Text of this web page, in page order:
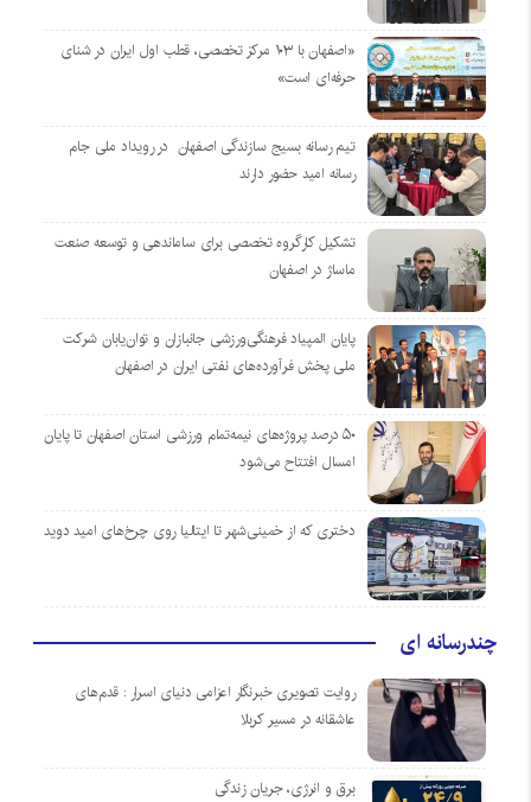
«اصفهان با ۱۰۳ مرکز تخصصی، قطب اول ایران در شنای
حرفه‌ای است»
تیم رسانه بسیج سازندگی اصفهان در رویداد ملی جام
رسانه امید حضور دارند
تشکیل کارگروه تخصصی برای ساماندهی و توسعه صنعت
ماساژ در اصفهان
پایان المپیاد فرهنگی‌ورزشی جانبازان و توان‌یابان شرکت
ملی پخش فرآورده‌های نفتی ایران در اصفهان
۵۰ درصد پروژه‌های نیمه‌تمام ورزشی استان اصفهان تا پایان
امسال افتتاح می‌شود
دختری که از خمینی‌شهر تا ایتالیا روی چرخ‌های امید دوید
چندرسانه ای
روایت تصویری خبرنگار اعزامی دنیای اسرار : قدم‌های
عاشقانه در مسیر کربلا
برق و انرژی، جریان زندگی